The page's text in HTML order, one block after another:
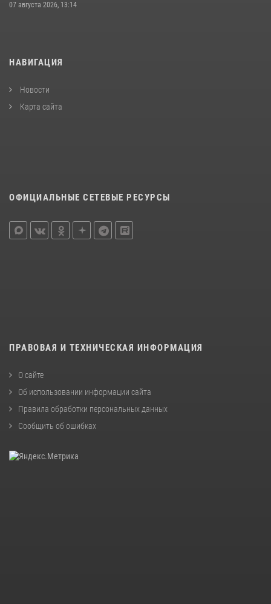
07 августа 2026, 13:14
НАВИГАЦИЯ
Новости
Карта сайта
ОФИЦИАЛЬНЫЕ СЕТЕВЫЕ РЕСУРСЫ
ПРАВОВАЯ И ТЕХНИЧЕСКАЯ ИНФОРМАЦИЯ
О сайте
Об использовании информации сайта
Правила обработки персональных данных
Сообщить об ошибках